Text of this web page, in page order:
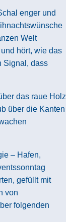
enger und
Welt
hört, wie das
Signal, dass
das raue Holz
über die Kanten
– Hafen,
gefüllt mit
von
folgenden